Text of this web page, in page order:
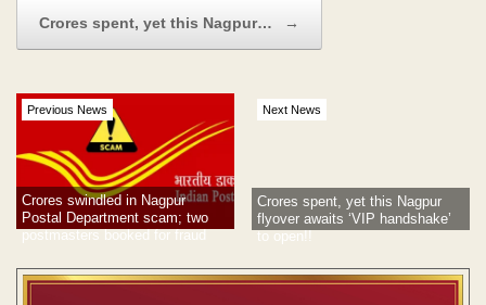
Crores spent, yet this Nagpur… →
Previous News
Crores swindled in Nagpur
Postal Department scam; two
postmasters booked for fraud
Next News
Crores spent, yet this Nagpur
flyover awaits ‘VIP handshake’
to open!!